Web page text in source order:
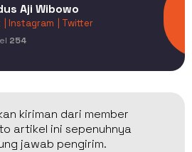
Aji Wibowo
| Instagram | Twitter
254
kiriman dari member
artikel ini sepenuhnya
jawab pengirim.